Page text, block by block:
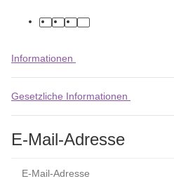
facebook
youtube
instagram
tiktok
Informationen
Gesetzliche Informationen
E-Mail-Adresse